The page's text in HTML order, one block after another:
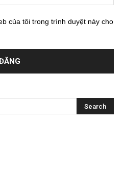
của tôi trong trình duyệt này cho